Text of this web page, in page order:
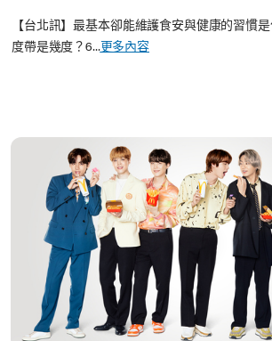
【台北訊】最基本卻能維護食安與健康的習慣
度帶是幾度？6...更多內容